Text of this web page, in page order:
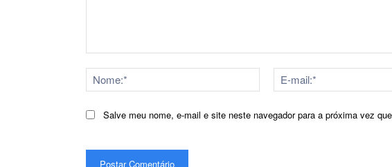
Nome:*
Salve meu nome, e-mail e site neste navegador para a próxima vez